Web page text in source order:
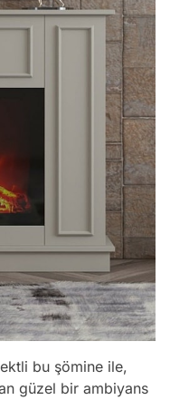
bu şömine ile,
güzel bir ambiyans